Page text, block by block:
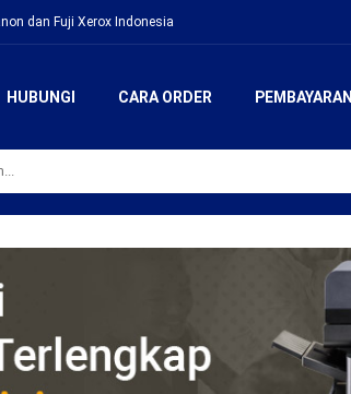
dan Fuji Xerox Indonesia
HUBUNGI CARA ORDER PEMBAYARAN